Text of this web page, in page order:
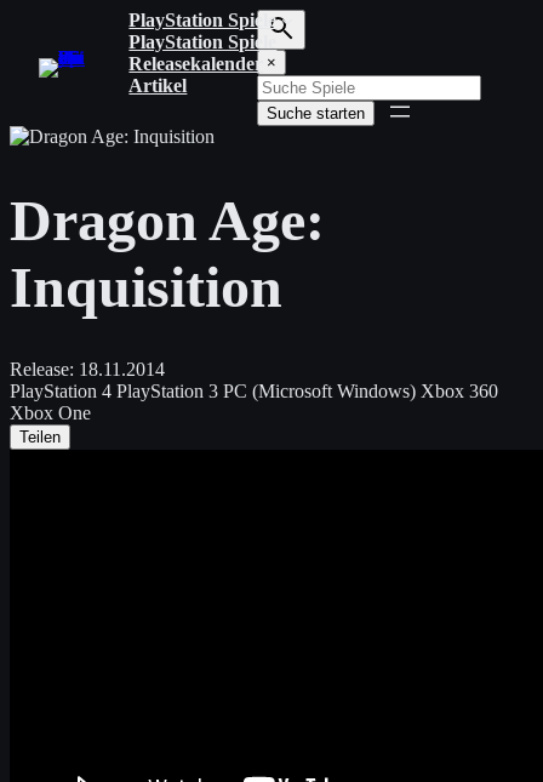
springen
PlayStation Spiele
PlayStation Spiele
Releasekalender
Artikel
S
u
c
h
r
i
f
f
e
b
×
Suche starten
Dragon Age:
Inquisition
Release: 18.11.2014
PlayStation 4 PlayStation 3 PC (Microsoft Windows) Xbox 360
Xbox One
Teilen